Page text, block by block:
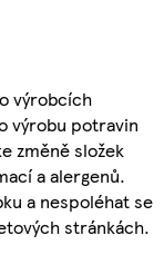
výrobcích
výrobu potravin
změně složek
a alergenů.
a nespoléhat se
stránkách.